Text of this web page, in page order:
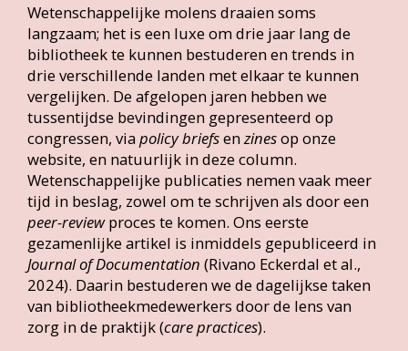
Wetenschappelijke molens draaien soms
langzaam; het is een luxe om drie jaar lang de
bibliotheek te kunnen bestuderen en trends in
drie verschillende landen met elkaar te kunnen
vergelijken. De afgelopen jaren hebben we
tussentijdse bevindingen gepresenteerd op
congressen, viapolicy briefsenzinesop onze
website, en natuurlijk in deze column.
Wetenschappelijke publicaties nemen vaak meer
tijd in beslag, zowel om te schrijven als door een
peer-reviewproces te komen. Ons eerste
gezamenlijke artikel is inmiddels gepubliceerd in
Journal of Documentation (Rivano Eckerdal et al.,
2024). Daarin bestuderen we de dagelijkse taken
van bibliotheekmedewerkers door de lens van
zorg in de praktijk (care practices).